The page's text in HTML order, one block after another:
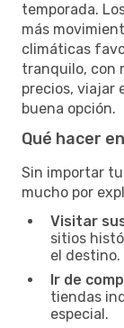
temporada.
más
climáticas
tranquilo, con
precios, viajar
buena opción.
Qué hacer
Sin importar
mucho por
Visitar
sitios
el destino.
Ir de
tiendas
especial.